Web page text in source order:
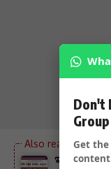
ಇಂದು JSS
Don't
Get